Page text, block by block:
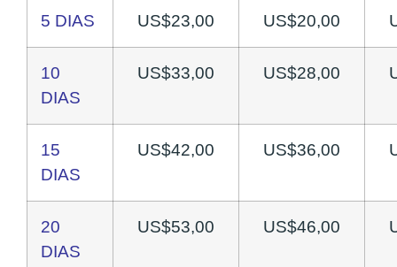
5 DIAS US$23,00 US$20,00
10
DIAS
US$33,00 US$28,00
15
DIAS
US$42,00 US$36,00
20
DIAS
US$53,00 US$46,00